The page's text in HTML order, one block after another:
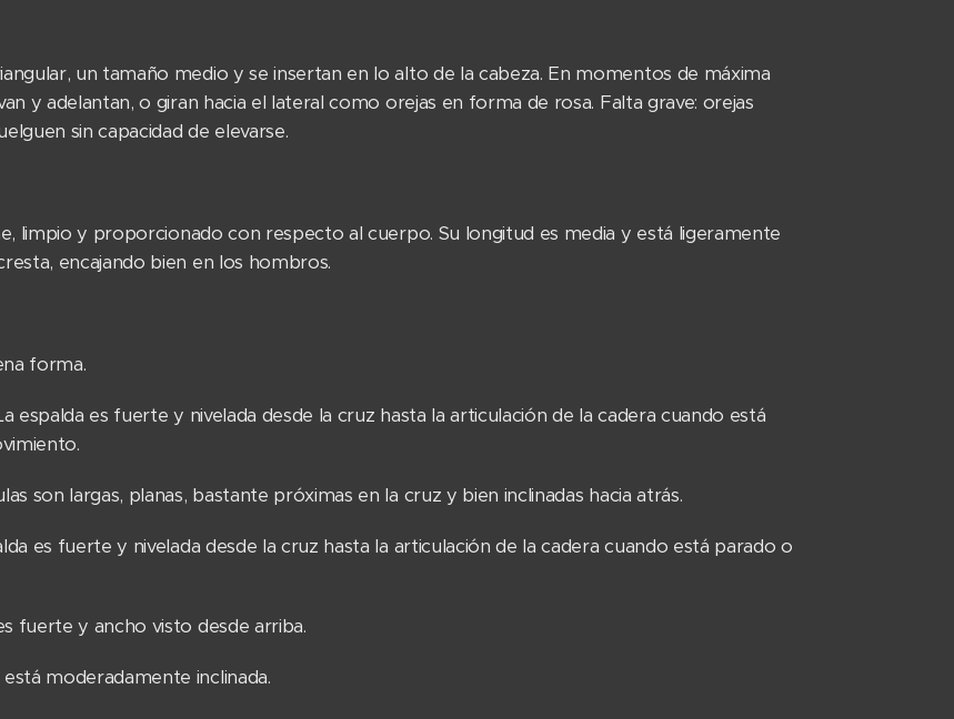
un tamaño medio y se insertan en lo alto de la cabeza. En momentos de máxima
y adelantan, o giran hacia el lateral como orejas en forma de rosa. Falta grave: orejas
sin capacidad de elevarse.
limpio y proporcionado con respecto al cuerpo. Su longitud es media y está ligeramente
encajando bien en los hombros.
forma.
espalda es fuerte y nivelada desde la cruz hasta la articulación de la cadera cuando está
son largas, planas, bastante próximas en la cruz y bien inclinadas hacia atrás.
es fuerte y nivelada desde la cruz hasta la articulación de la cadera cuando está parado o
fuerte y ancho visto desde arriba.
moderadamente inclinada.